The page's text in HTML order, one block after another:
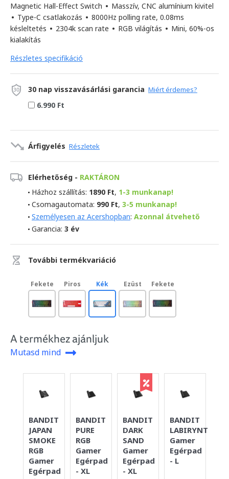
Magnetic Hall-Effect Switch • Masszív, CNC alumínium kivitel
• Type-C csatlakozás • 8000Hz polling rate, 0.08ms
késleltetés • 2304k scan rate • RGB világítás • Mini, 60%-os
kialakítás
Részletes specifikáció
30 nap visszavásárlási garancia Miért érdemes?
6.990 Ft
Árfigyelés Részletek
Elérhetőség - RAKTÁRON
Házhoz szállítás: 1890 Ft, 1-3 munkanap!
Csomagautomata: 990 Ft, 3-5 munkanap!
Személyesen az Acershopban: Azonnal átvehető
Garancia: 3 év
További termékvariáció
Fekete Piros Kék Ezüst Fekete
A termékhez ajánljuk
Mutasd mind
BANDIT
JAPAN
SMOKE
RGB
Gamer
Egérpad
BANDIT
PURE
RGB
Gamer
Egérpad
- XL
BANDIT
DARK
SAND
Gamer
Egérpad
- XL
BANDIT
LABIRYNTH
Gamer
Egérpad
- L